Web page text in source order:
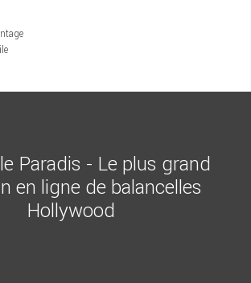
Paradis - Le plus grand
en ligne de balancelles
Hollywood